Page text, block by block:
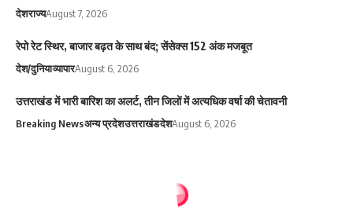
देशराज्यAugust 7, 2026
रेपो रेट स्थिर, बाजार बढ़त के साथ बंद; सेंसेक्स 152 अंक मजबूत
देश/दुनियाव्यापारAugust 6, 2026
उत्तराखंड में भारी बारिश का अलर्ट, तीन जिलों में अत्यधिक वर्षा की चेतावनी
Breaking Newsअन्य प्रदेशउत्तराखंडदेशAugust 6, 2026